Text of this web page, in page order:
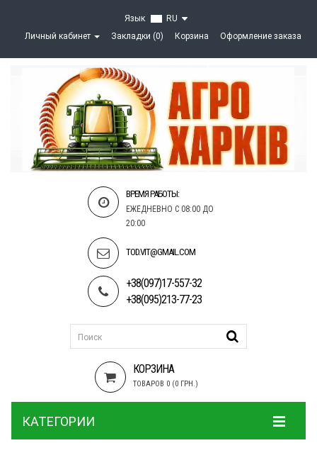
Язык
RU
Личный кабинет
Закладки (0) Корзина Оформление заказа
ВРЕМЯ РАБОТЫ:
ЕЖЕДНЕВНО С 08:00 ДО
20:00
TOD.VIT@GMAIL.COM
+38(097)17-557-32
+38(095)213-77-23
КОРЗИНА
ТОВАРОВ 0 (0 ГРН.)
КАТЕГОРИИ